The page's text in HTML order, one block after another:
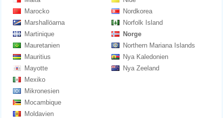
Marocko
Marshallöarna
Martinique
Mauretanien
Mauritius
Mayotte
Mexiko
Mikronesien
Mocambique
Moldavien
Nordkorea
Norfolk Island
Norge
Northern Mariana Islands
Nya Kaledonien
Nya Zeeland